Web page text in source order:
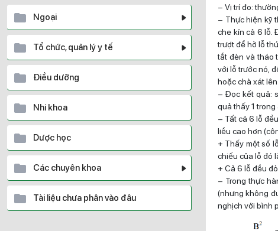
Ngoại
Tổ chức, quản lý y tế
Điều dưỡng
Nhi khoa
Dược học
Các chuyên khoa
Tài liệu chưa phân vào đâu
– Vị trí đo:
– Thực hiện kỹ
che kín cả 6 lỗ.
trượt để hở lỗ
tắt đèn và tháo
với lỗ trước nó,
hoặc chà xát
– Đọc kết quả:
quả thấy 1
– Tất cả 6 lỗ
liều cao hơn
+ Thấy một số
chiếu của lỗ đó
+ Cả 6 lỗ đều
– Trong thực
(nhưng không
nghịch với bình